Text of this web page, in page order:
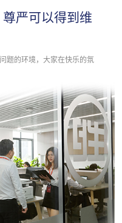
严可以得到维
题的环境，大家在快乐的氛